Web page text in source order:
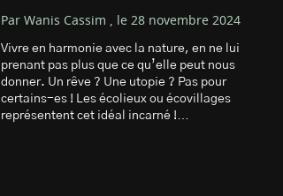
Par Wanis Cassim , le 28 novembre 2024
Vivre en harmonie avec la nature, en ne lui
prenant pas plus que ce qu’elle peut nous
donner. Un rêve ? Une utopie ? Pas pour
certains-es ! Les écolieux ou écovillages
représentent cet idéal incarné !…